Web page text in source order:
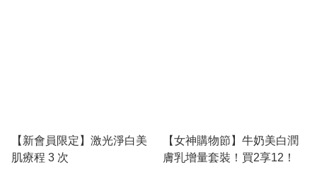
【新會員限定】激光淨白美
肌療程 3 次
【女神購物節】牛奶美白潤
膚乳增量套裝！買2享12！